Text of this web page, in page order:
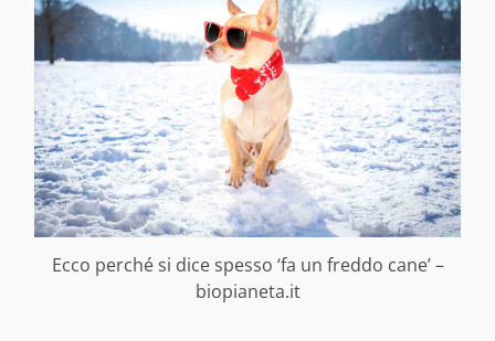
Ecco perché si dice spesso ‘fa un freddo cane’ –
biopianeta.it